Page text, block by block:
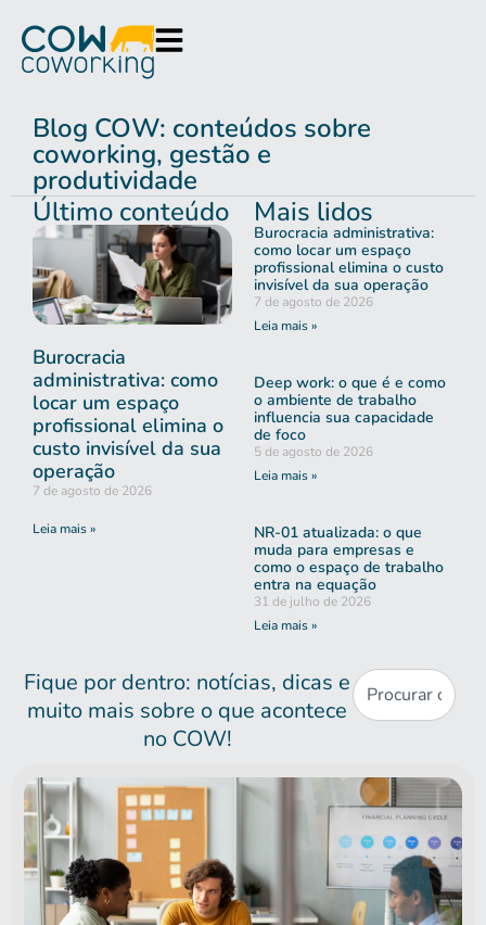
Blog COW: conteúdos sobre
coworking, gestão e
produtividade
Último conteúdo
Burocracia
administrativa: como
locar um espaço
profissional elimina o
custo invisível da sua
operação
7 de agosto de 2026
Leia mais »
Mais lidos
Burocracia administrativa:
como locar um espaço
profissional elimina o custo
invisível da sua operação
7 de agosto de 2026
Leia mais »
Deep work: o que é e como
o ambiente de trabalho
influencia sua capacidade
de foco
5 de agosto de 2026
Leia mais »
NR-01 atualizada: o que
muda para empresas e
como o espaço de trabalho
entra na equação
31 de julho de 2026
Leia mais »
Fique por dentro: notícias, dicas e
muito mais sobre o que acontece
no COW!​​